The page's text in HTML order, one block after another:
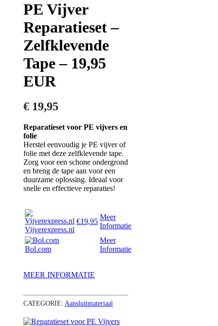
PE Vijver
Reparatieset –
Zelfklevende
Tape – 19,95
EUR
€ 19,95
Reparatieset voor PE vijvers en
folie
Herstel eenvoudig je PE vijver of
folie met deze zelfklevende tape.
Zorg voor een schone ondergrond
en breng de tape aan voor een
duurzame oplossing. Ideaal voor
snelle en effectieve reparaties!
Vijverexpress.nl
€19,95
Meer
Informatie
Bol.com
Meer
Informatie
MEER INFORMATIE
CATEGORIE: Aansluitmateriaal